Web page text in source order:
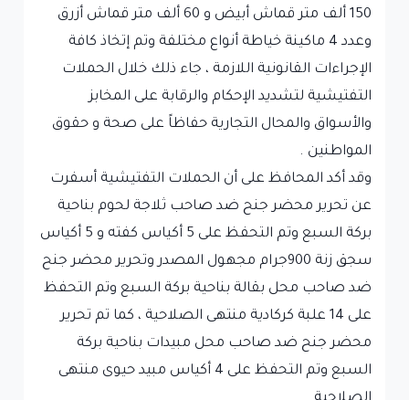
150 ألف متر قماش أبيض و 60 ألف متر قماش أزرق
وعدد 4 ماكينة خياطة أنواع مختلفة وتم إتخاذ كافة
الإجراءات القانونية اللازمة ، جاء ذلك خلال الحملات
التفتيشية لتشديد الإحكام والرقابة على المخابز
والأسواق والمحال التجارية حفاظاً على صحة و حقوق
المواطنين .
وقد أكد المحافظ على أن الحملات التفتيشية أسفرت
عن تحرير محضر جنح ضد صاحب ثلاجة لحوم بناحية
بركة السبع وتم التحفظ على 5 أكياس كفته و 5 أكياس
سجق زنة 900جرام مجهول المصدر وتحرير محضر جنح
ضد صاحب محل بقالة بناحية بركة السبع وتم التحفظ
على 14 علبة كركادية منتهى الصلاحية ، كما تم تحرير
محضر جنح ضد صاحب محل مبيدات بناحية بركة
السبع وتم التحفظ على 4 أكياس مبيد حيوى منتهى